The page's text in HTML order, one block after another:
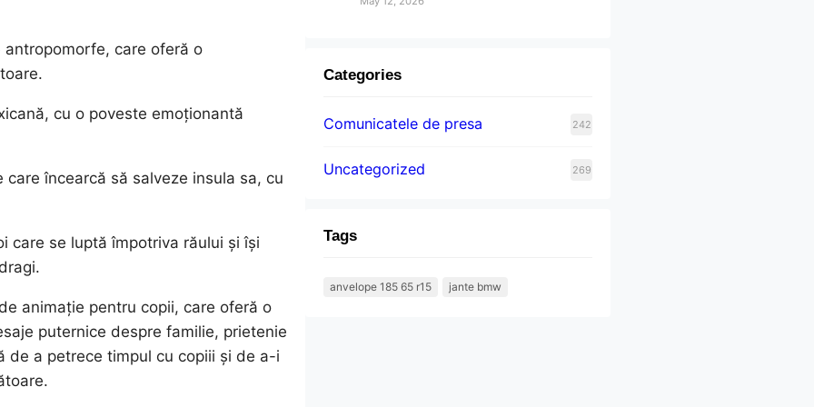
care oferă o
cu o poveste emoționantă
încearcă să salveze insula sa, cu
care se luptă împotriva răului și își
animație pentru copii, care oferă o
puternice despre familie, prietenie
a petrece timpul cu copiii și de a-i
Categories
Comunicatele de presa 242
Uncategorized 269
Tags
anvelope 185 65 r15 jante bmw